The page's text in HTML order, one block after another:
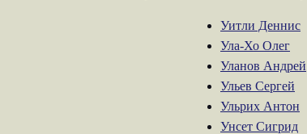
Уитли Деннис
Ула-Хо Олег
Уланов Андрей
Ульев Сергей
Ульрих Антон
Унсет Сигрид